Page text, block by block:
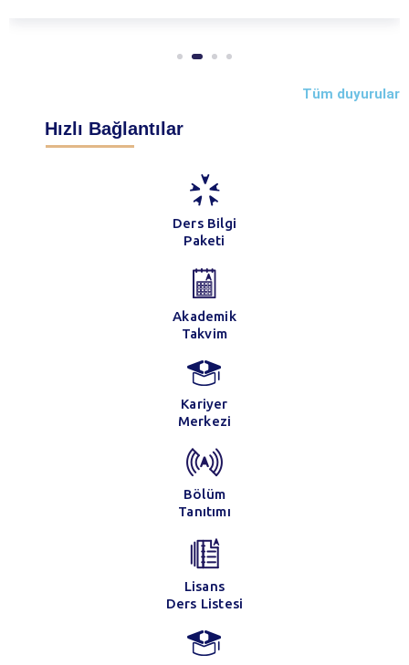
Tüm duyurular
Hızlı Bağlantılar
Ders Bilgi
Paketi
Akademik
Takvim
Kariyer
Merkezi
Bölüm
Tanıtımı
Lisans
Ders Listesi